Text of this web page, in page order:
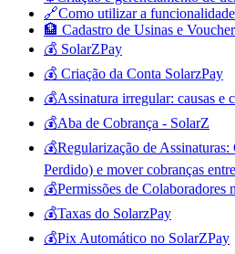
🔗Como utilizar a
🏦 Cadastro de Usinas e
💰 SolarZPay
💰 Criação da Conta SolarzPay
💰Assinatura irregular: causas e
💰Aba de Cobrança - SolarZ
💰Regularização de
Perdido) e mover cobranças
💰Permissões de Colaboradores
💰Taxas do SolarzPay
💰Pix Automático no SolarZPay